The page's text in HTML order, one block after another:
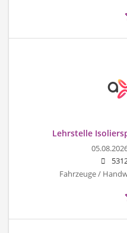
Lehrstelle
Fahrzeuge /